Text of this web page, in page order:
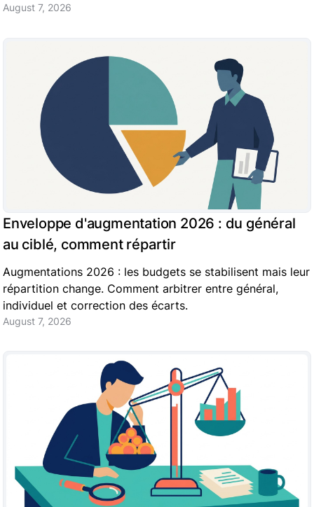
August 7, 2026
Enveloppe d'augmentation 2026 : du général
au ciblé, comment répartir
Augmentations 2026 : les budgets se stabilisent mais leur
répartition change. Comment arbitrer entre général,
individuel et correction des écarts.
August 7, 2026